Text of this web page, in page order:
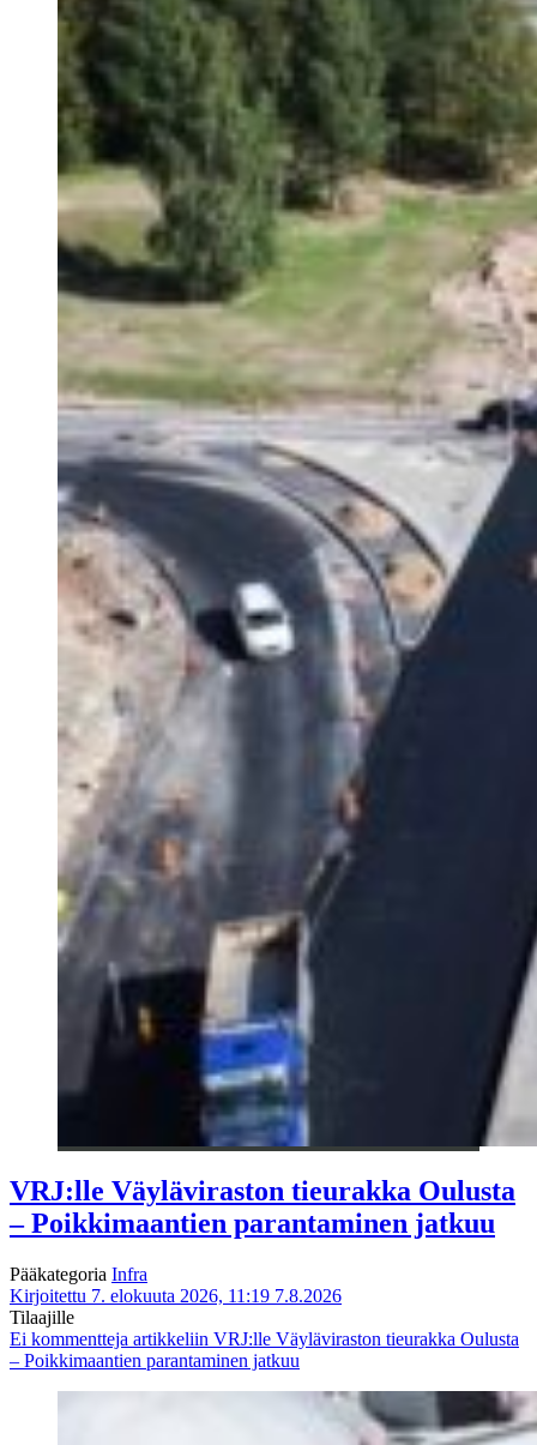
VRJ:lle Väyläviraston tieurakka Oulusta
– Poikkimaantien parantaminen jatkuu
Pääkategoria Infra
Kirjoitettu 7. elokuuta 2026, 11:19 7.8.2026
Tilaajille
Ei kommentteja artikkeliin VRJ:lle Väyläviraston tieurakka Oulusta
– Poikkimaantien parantaminen jatkuu